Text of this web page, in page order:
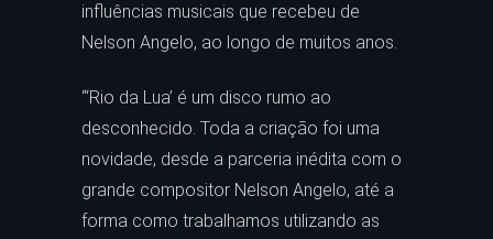
influências musicais que recebeu de
Nelson Angelo, ao longo de muitos anos.
“‘Rio da Lua’ é um disco rumo ao
desconhecido. Toda a criação foi uma
novidade, desde a parceria inédita com o
grande compositor Nelson Angelo, até a
forma como trabalhamos utilizando as